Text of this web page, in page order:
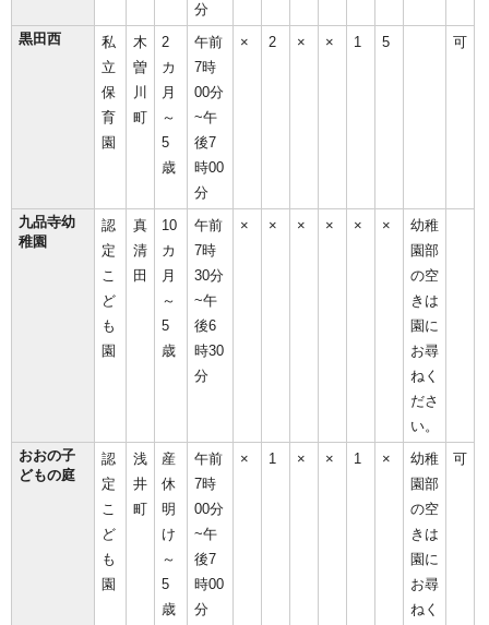
分
黒田西
私
立
保
育
園
木
曽
川
町
2
カ
月
～
5
歳
午前
7時
00分
~午
後7
時00
分
× 2 × × 1 5 可
九品寺幼
稚園
認
定
こ
ど
も
園
真
清
田
10
カ
月
～
5
歳
午前
7時
30分
~午
後6
時30
分
× × × × × ×
幼稚
園部
の空
きは
園に
お尋
ねく
ださ
い。
おおの子
どもの庭
認
定
こ
ど
も
園
浅
井
町
産
休
明
け
～
5
歳
午前
7時
00分
~午
後7
時00
分
× 1 × × 1 ×
幼稚
園部
の空
きは
園に
お尋
ねく
可